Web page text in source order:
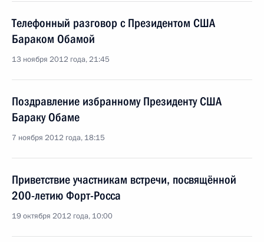
Телефонный разговор с Президентом США
Бараком Обамой
13 ноября 2012 года, 21:45
Поздравление избранному Президенту США
Бараку Обаме
7 ноября 2012 года, 18:15
Приветствие участникам встречи, посвящённой
200-летию Форт-Росса
19 октября 2012 года, 10:00